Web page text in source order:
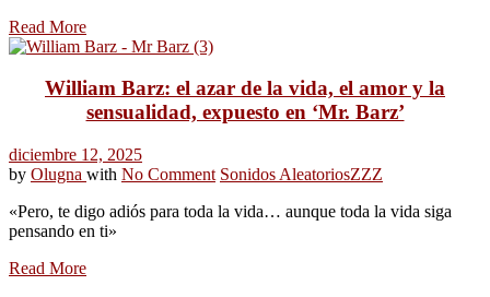
Read More
William Barz: el azar de la vida, el amor y la
sensualidad, expuesto en ‘Mr. Barz’
diciembre 12, 2025
by Olugna with No Comment Sonidos AleatoriosZZZ
«Pero, te digo adiós para toda la vida… aunque toda la vida siga
pensando en ti»
Read More